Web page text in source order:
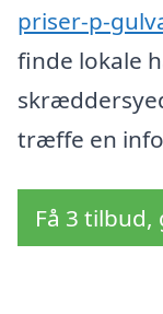
priser-p-
finde lokale
træffe en
Få 3